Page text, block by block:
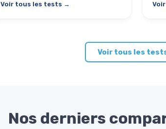
Voir tous les tests →
Voir tous les
Nos derniers